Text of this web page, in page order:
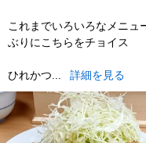
これまでいろいろなメニュ
ぶりにこちらをチョイス
ひれかつ... 詳細を見る